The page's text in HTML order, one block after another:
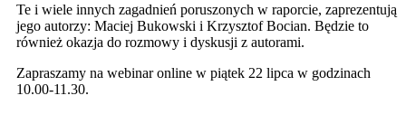
Te i wiele innych zagadnień poruszonych w raporcie, zaprezentują
jego autorzy: Maciej Bukowski i Krzysztof Bocian. Będzie to
również okazja do rozmowy i dyskusji z autorami.
Zapraszamy na webinar online w piątek 22 lipca w godzinach
10.00-11.30.